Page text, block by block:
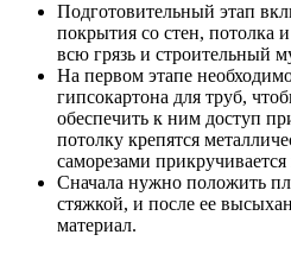
Подготовительный этап
покрытия со стен, потолка
всю грязь и строительный
На первом этапе
гипсокартона для труб,
обеспечить к ним доступ
потолку крепятся
саморезами
Сначала нужно положить
стяжкой, и после ее
материал.